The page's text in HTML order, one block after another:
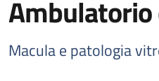
Macula e patologia